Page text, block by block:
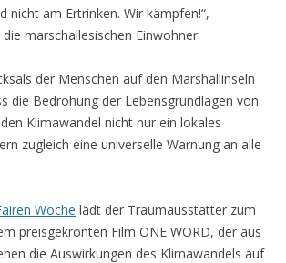
nicht am Ertrinken. Wir kämpfen!“,
die marschallesischen Einwohner.
der Menschen auf den Marshallinseln
die Bedrohung der Lebensgrundlagen von
Klimawandel nicht nur ein lokales
zugleich eine universelle Warnung an alle
Woche lädt der Traumausstatter zum
preisgekrönten Film ONE WORD, der aus
die Auswirkungen des Klimawandels auf